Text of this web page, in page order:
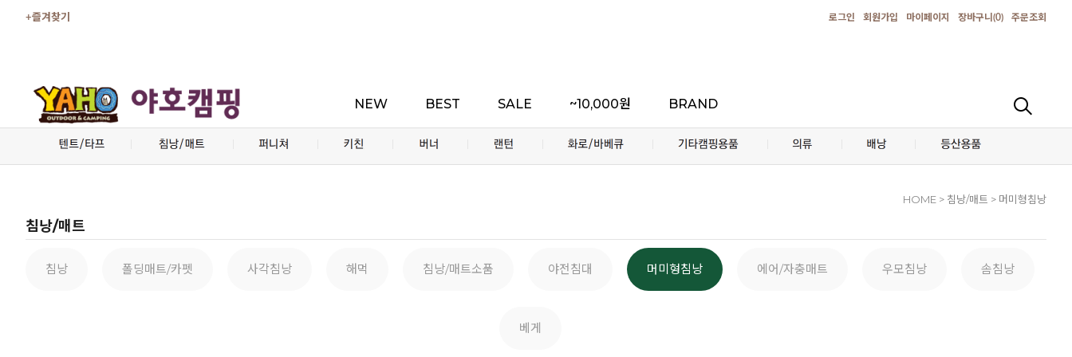
+즐겨찾기 로그인 회원가입 마이페이지 장바구니(0) 주문조회
NEW BEST SALE ~10,000원 BRAND
HOME > 침낭/매트 > 머미형침낭
침낭/매트
침낭 폴딩매트/카펫 사각침낭 해먹 침낭/매트소품 야전침대 머미형침낭 에어/자충매트 우모침낭 솜침낭
베게